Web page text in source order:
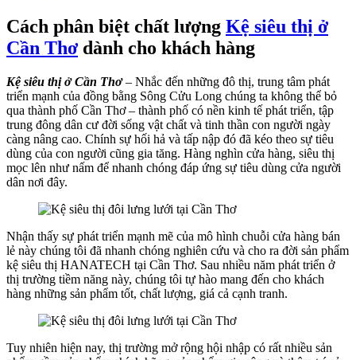
Cách phân biệt chất lượng Kệ siêu thị ở
Cần Thơ dành cho khách hàng
Kệ siêu thị ở Cần Thơ– Nhắc đến những đô thị, trung tâm phát
triển mạnh của đồng bằng Sông Cửu Long chúng ta không thể bỏ
qua thành phố Cần Thơ – thành phố có nền kinh tế phát triển, tập
trung đông dân cư đời sống vật chất và tinh thần con người ngày
càng nâng cao. Chính sự hối hả và tấp nập đó đã kéo theo sự tiêu
dùng của con người cũng gia tăng. Hàng nghìn cửa hàng, siêu thị
mọc lên như nấm để nhanh chóng đáp ứng sự tiêu dùng cửa người
dân nơi đây.
Nhận thấy sự phát triển mạnh mẽ của mô hình chuỗi cửa hàng bán
lẻ này chúng tôi đã nhanh chóng nghiên cứu và cho ra đời sản phẩm
kệ siêu thị HANATECH tại Cần Thơ. Sau nhiều năm phát triển ở
thị trường tiềm năng này, chúng tôi tự hào mang đến cho khách
hàng những sản phẩm tốt, chất lượng, giá cả cạnh tranh.
Tuy nhiên hiện nay, thị trường mở rộng hội nhập có rất nhiều sản